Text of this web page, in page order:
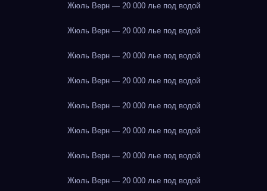
Жюль Верн — 20 000 лье под водой
Жюль Верн — 20 000 лье под водой
Жюль Верн — 20 000 лье под водой
Жюль Верн — 20 000 лье под водой
Жюль Верн — 20 000 лье под водой
Жюль Верн — 20 000 лье под водой
Жюль Верн — 20 000 лье под водой
Жюль Верн — 20 000 лье под водой